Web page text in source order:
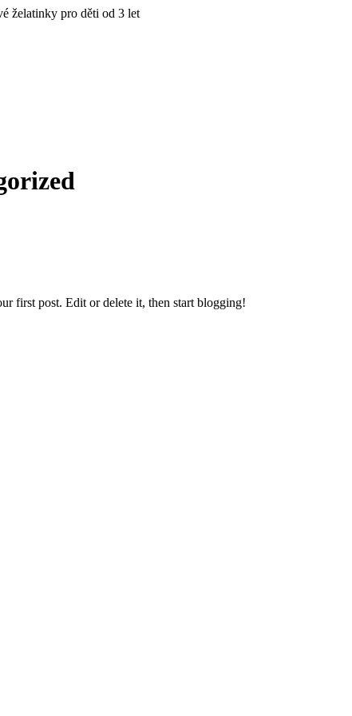
želatinky pro děti od 3 let
first post. Edit or delete it, then start blogging!